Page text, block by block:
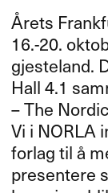
Årets
16.-20.
gjesteland.
Hall 4.1
– The
Vi i NORLA
forlag til å
presentere